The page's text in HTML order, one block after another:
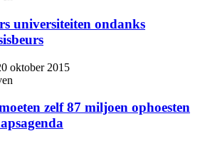
universiteiten ondanks
oktober 2015
zelf 87 miljoen ophoesten